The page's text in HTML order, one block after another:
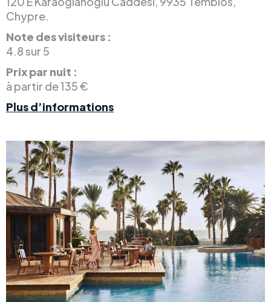
Chypre.
Note des visiteurs :
4.8 sur 5
Prix par nuit :
à partir de 135 €
Plus d’informations